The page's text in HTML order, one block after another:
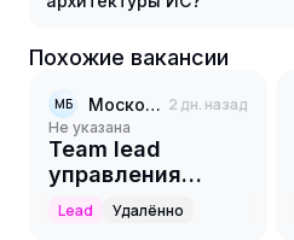
Похожие вакансии
МБ Московская биржа 2 дн. назад
Не указана
Team lead
управления
бизнес -
процессами
Lead Удалённо